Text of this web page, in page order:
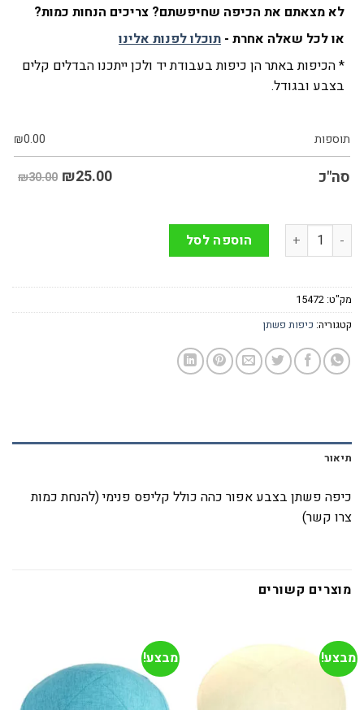
לא מצאתם את הכיפה שחיפשתם? צריכים הנחות כמות?
או לכל שאלה אחרת - תוכלו לפנות אלינו
* הכיפות באתר הן כיפות בעבודת יד ולכן ייתכנו הבדלים קלים
בצבע ובגודל.
תוספות ₪0.00
סה"כ ₪30.00 ₪25.00
כמות של כיפה פשתן בצבע אפור כהה כולל קליפס פנימי (להנחת
הוספה לסל
מק"ט: 15472
קטגוריה: כיפות פשתן
תיאור
כיפה פשתן בצבע אפור כהה כולל קליפס פנימי (להנחת כמות
צרו קשר)
מוצרים קשורים
מבצע! מבצע!